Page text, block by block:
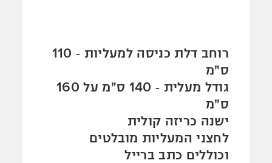
רוחב דלת כניסה למעליות - 110
ס"מ
גודל מעלית - 140 ס"מ על 160
ס"מ
ישנה כריזה קולית
לחצני המעליות מובלטים
וכוללים כתב ברייל